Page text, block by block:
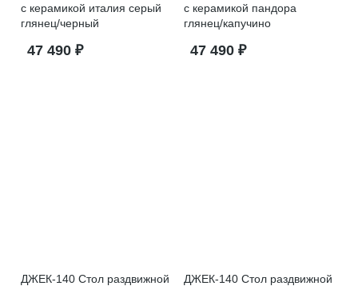
с керамикой италия серый
глянец/черный
47 490 ₽
с керамикой пандора
глянец/капучино
47 490 ₽
ДЖЕК-140 Стол раздвижной
ДЖЕК-140 Стол раздвижной